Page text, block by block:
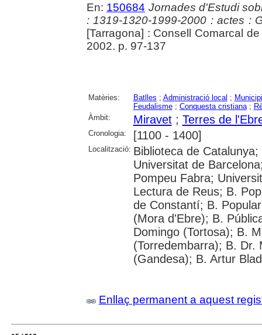
En: 150684 Jornades d'Estudi
: 1319-1320-1999-2000 : actes :
[Tarragona] : Consell Comarcal
2002. p. 97-137
Matèries: Batlles ; Administració local ;
Feudalisme; Conquesta cristiana;
Àmbit:
Miravet; Terres de
Cronologia: [1100 - 1400]
Localització: Biblioteca de
Universitat de
Pompeu Fabra;
Lectura de Reus; B.
de Constantí; B.
(Mora d'Ebre); B.
Domingo (Tortosa); B.
(Torredembarra); B. Dr.
(Gandesa); B. Artur
Enllaç permanent a aquest